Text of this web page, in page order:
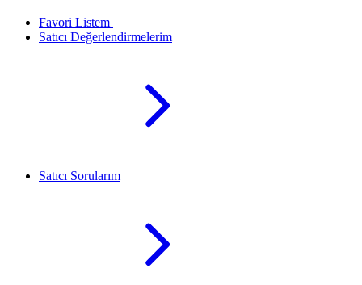
Favori Listem
Satıcı Değerlendirmelerim
Satıcı Sorularım